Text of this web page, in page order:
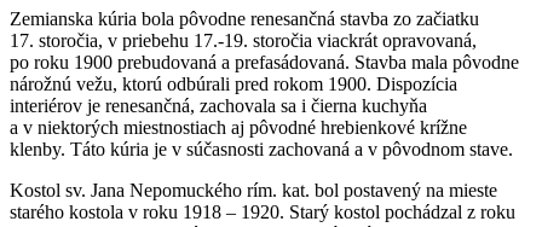
Zemianska kúria bola pôvodne renesančná stavba zo začiatku
17. storočia, v priebehu 17.-19. storočia viackrát opravovaná,
po roku 1900 prebudovaná a prefasádovaná. Stavba mala pôvodne
nárožnú vežu, ktorú odbúrali pred rokom 1900. Dispozícia
interiérov je renesančná, zachovala sa i čierna kuchyňa
a v niektorých miestnostiach aj pôvodné hrebienkové krížne
klenby. Táto kúria je v súčasnosti zachovaná a v pôvodnom stave.
Kostol sv. Jana Nepomuckého rím. kat. bol postavený na mieste
starého kostola v roku 1918 – 1920. Starý kostol pochádzal z roku